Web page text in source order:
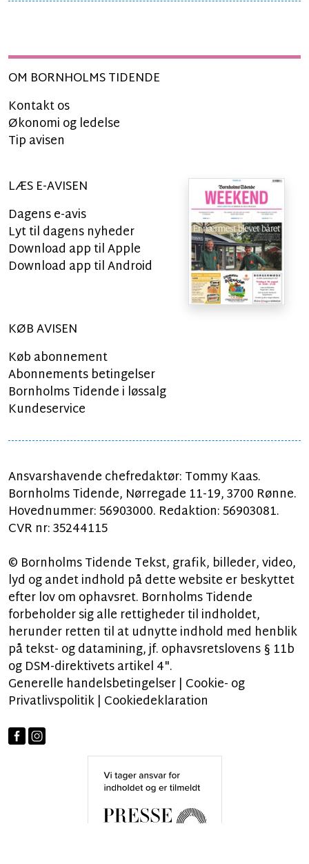
OM BORNHOLMS TIDENDE
Kontakt os
Økonomi og ledelse
Tip avisen
LÆS E-AVISEN
Dagens e-avis
Lyt til dagens nyheder
Download app til Apple
Download app til Android
KØB AVISEN
Køb abonnement
Abonnements betingelser
Bornholms Tidende i løssalg
Kundeservice
Ansvarshavende chefredaktør: Tommy Kaas.
Bornholms Tidende, Nørregade 11-19, 3700 Rønne.
Hovednummer: 56903000. Redaktion: 56903081.
CVR nr: 35244115
© Bornholms Tidende Tekst, grafik, billeder, video,
lyd og andet indhold på dette website er beskyttet
efter lov om ophavsret. Bornholms Tidende
forbeholder sig alle rettigheder til indholdet,
herunder retten til at udnytte indhold med henblik
på tekst- og datamining, jf. ophavsretslovens § 11b
og DSM-direktivets artikel 4".
Generelle handelsbetingelser| Cookie- og
Privatlivspolitik| Cookiedeklaration